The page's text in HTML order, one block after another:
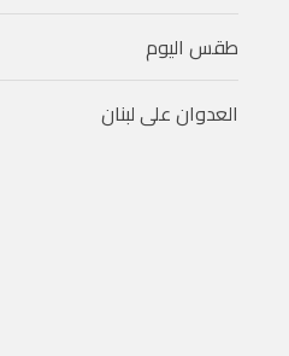
طقس اليوم
العدوان على لبنان